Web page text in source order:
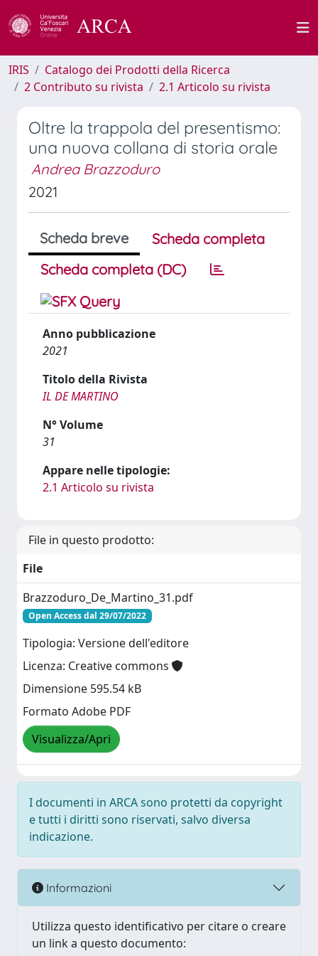
IRIS
Catalogo dei Prodotti della Ricerca
2 Contributo su rivista
2.1 Articolo su rivista
Oltre la trappola del presentismo:
una nuova collana di storia orale
Andrea Brazzoduro
2021
Scheda breve
Scheda completa
Scheda completa (DC)
Anno pubblicazione
2021
Titolo della Rivista
IL DE MARTINO
N° Volume
31
Appare nelle tipologie:
2.1 Articolo su rivista
File in questo prodotto:
File
Brazzoduro_De_Martino_31.pdf
Open Access dal 29/07/2022
Tipologia: Versione dell'editore
Licenza: Creative commons
Dimensione 595.54 kB
Formato Adobe PDF
Visualizza/Apri
I documenti in ARCA sono protetti da copyright
e tutti i diritti sono riservati, salvo diversa
indicazione.
Informazioni
Utilizza questo identificativo per citare o creare
un link a questo documento: